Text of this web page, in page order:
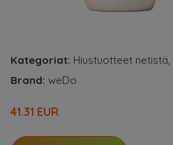
Kategoriat: Hiustuotteet netistä
Brand: weDo
41.31 EUR